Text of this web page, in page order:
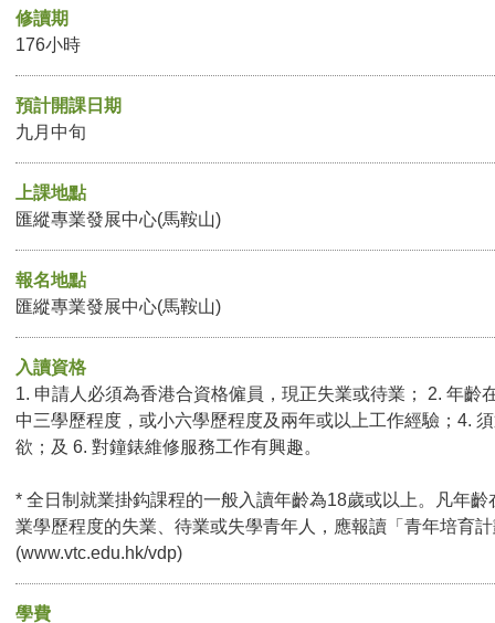
修讀期
176小時
預計開課日期
九月中旬
上課地點
匯縱專業發展中心(馬鞍山)
報名地點
匯縱專業發展中心(馬鞍山)
入讀資格
1. 申請人必須為香港合資格僱員，現正失業或待業； 2. 年齡
中三學歷程度，或小六學歷程度及兩年或以上工作經驗；4.
欲；及 6. 對鐘錶維修服務工作有興趣。
* 全日制就業掛鈎課程的一般入讀年齡為18歲或以上。凡年
業學歷程度的失業、待業或失學青年人，應報讀「青年培育
(www.vtc.edu.hk/vdp)
學費